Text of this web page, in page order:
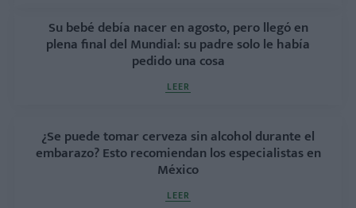
Su bebé debía nacer en agosto, pero llegó en
plena final del Mundial: su padre solo le había
pedido una cosa
LEER
¿Se puede tomar cerveza sin alcohol durante el
embarazo? Esto recomiendan los especialistas en
México
LEER